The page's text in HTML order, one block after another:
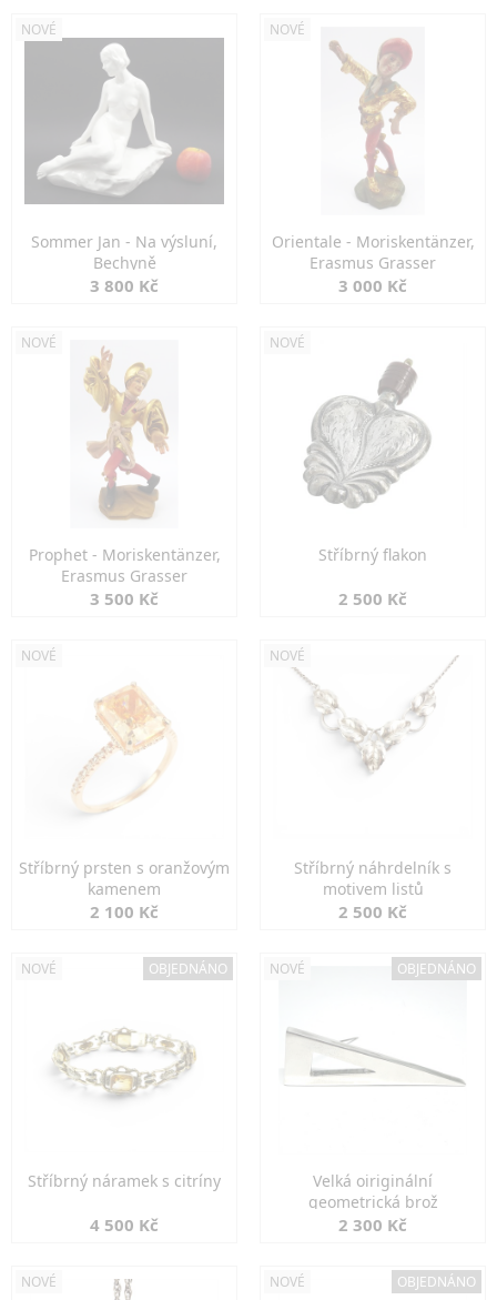
NOVÉ
Sommer Jan - Na výsluní,
Bechyně
3 800 Kč
NOVÉ
Orientale - Moriskentänzer,
Erasmus Grasser
3 000 Kč
NOVÉ
Prophet - Moriskentänzer,
Erasmus Grasser
3 500 Kč
NOVÉ
Stříbrný flakon
2 500 Kč
NOVÉ
Stříbrný prsten s oranžovým
kamenem
2 100 Kč
NOVÉ
Stříbrný náhrdelník s
motivem listů
2 500 Kč
NOVÉ OBJEDNÁNO
Stříbrný náramek s citríny
4 500 Kč
NOVÉ OBJEDNÁNO
Velká oiriginální
geometrická brož
2 300 Kč
NOVÉ NOVÉ OBJEDNÁNO